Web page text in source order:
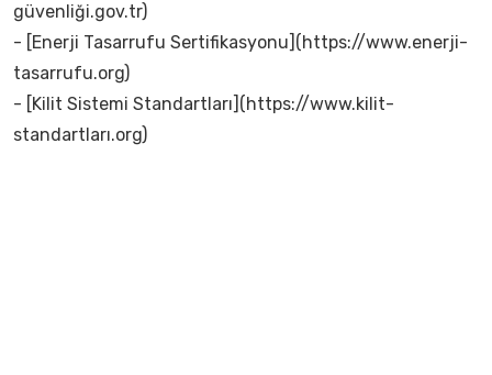
güvenliği.gov.tr)
- [Enerji Tasarrufu Sertifikasyonu](https://www.enerji-
tasarrufu.org)
- [Kilit Sistemi Standartları](https://www.kilit-
standartları.org)